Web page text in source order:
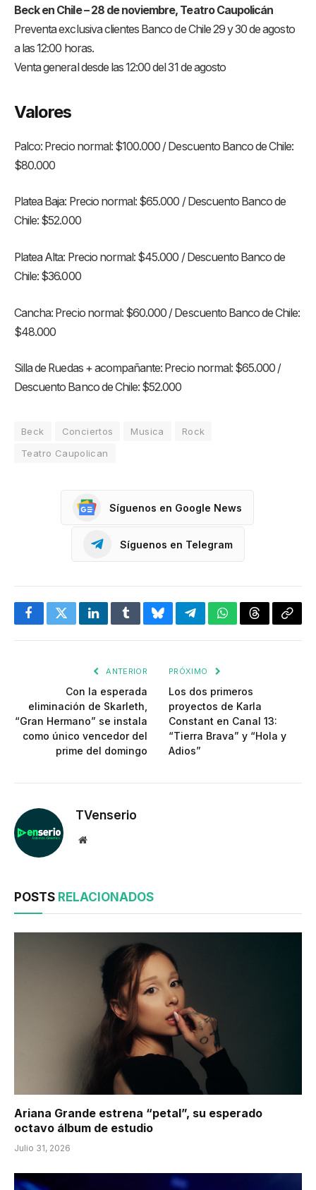
Beck en Chile – 28 de noviembre, Teatro Caupolicán
Preventa exclusiva clientes Banco de Chile 29 y 30 de agosto
a las 12:00 horas.
Venta general desde las 12:00 del 31 de agosto
Valores
Palco: Precio normal: $100.000 / Descuento Banco de Chile:
$80.000
Platea Baja: Precio normal: $65.000 / Descuento Banco de
Chile: $52.000
Platea Alta: Precio normal: $45.000 / Descuento Banco de
Chile: $36.000
Cancha: Precio normal: $60.000 / Descuento Banco de Chile:
$48.000
Silla de Ruedas + acompañante: Precio normal: $65.000 /
Descuento Banco de Chile: $52.000
Beck Conciertos Musica
Rock
Teatro Caupolican
Síguenos en Google News
Síguenos en Telegram
FacebookTwitterLinkedInTumblrBlueskyTelegramWhatsApp
Threads
ANTERIOR
Con la esperada
eliminación de Skarleth,
“Gran Hermano” se instala
como único vencedor del
prime del domingo
PRÓXIMO
Los dos primeros
proyectos de Karla
Constant en Canal 13:
“Tierra Brava” y “Hola y
Adios”
TVenserio
Website
POSTS RELACIONADOS
Ariana Grande estrena “petal”, su esperado
octavo álbum de estudio
Julio 31, 2026